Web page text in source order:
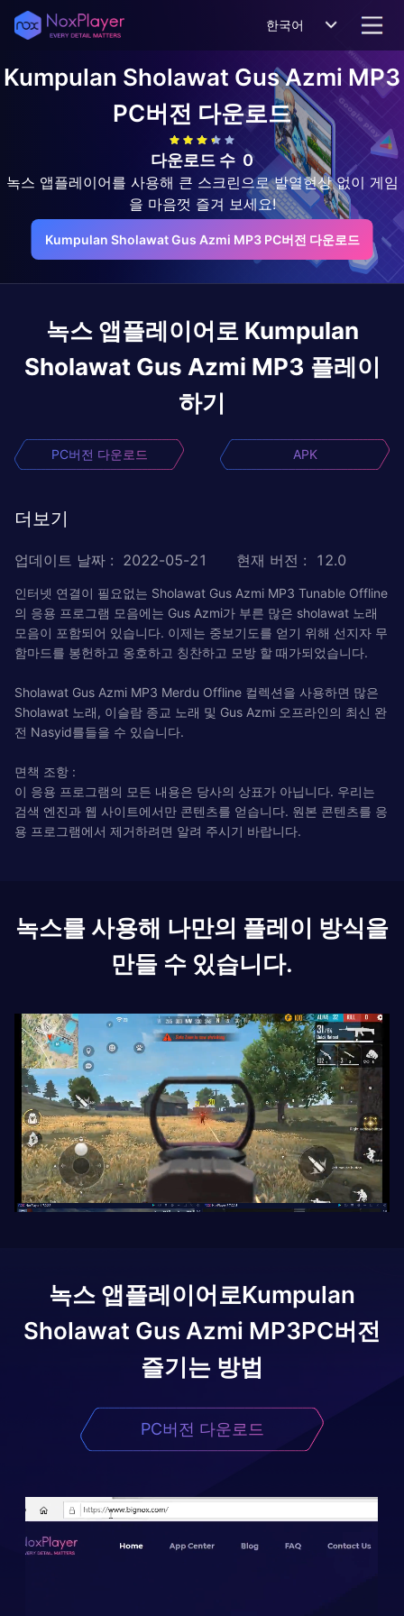
한국어
Kumpulan Sholawat Gus Azmi MP3
PC버전 다운로드
다운로드 수 0
녹스 앱플레이어를 사용해 큰 스크린으로 발열현상 없이 게임
을 마음껏 즐겨 보세요!
Kumpulan Sholawat Gus Azmi MP3 PC버전 다운로드
녹스 앱플레이어로 Kumpulan
Sholawat Gus Azmi MP3 플레이
하기
PC버전 다운로드 APK
더보기
업데이트 날짜 : 2022-05-21 현재 버전 : 12.0
인터넷 연결이 필요없는 Sholawat Gus Azmi MP3 Tunable Offline
의 응용 프로그램 모음에는 Gus Azmi가 부른 많은 sholawat 노래
모음이 포함되어 있습니다. 이제는 중보기도를 얻기 위해 선지자 무
함마드를 봉헌하고 옹호하고 칭찬하고 모방 할 때가되었습니다.
Sholawat Gus Azmi MP3 Merdu Offline 컬렉션을 사용하면 많은
Sholawat 노래, 이슬람 종교 노래 및 Gus Azmi 오프라인의 최신 완
전 Nasyid를들을 수 있습니다.
면책 조항 :
이 응용 프로그램의 모든 내용은 당사의 상표가 아닙니다. 우리는
검색 엔진과 웹 사이트에서만 콘텐츠를 얻습니다. 원본 콘텐츠를 응
용 프로그램에서 제거하려면 알려 주시기 바랍니다.
녹스를 사용해 나만의 플레이 방식을
만들 수 있습니다.
녹스 앱플레이어로Kumpulan
Sholawat Gus Azmi MP3PC버전
즐기는 방법
PC버전 다운로드